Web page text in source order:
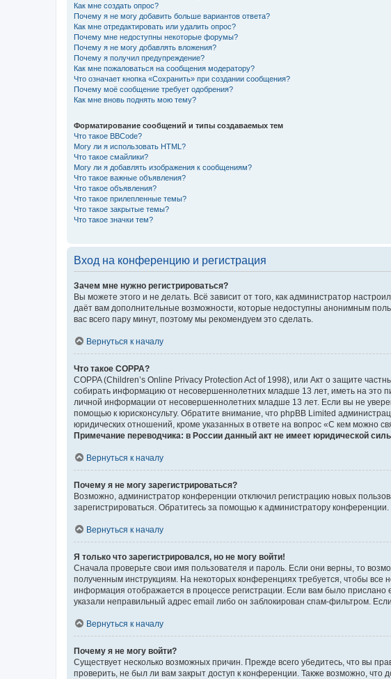
Как мне создать опрос?
Почему я не могу добавить больше вариантов ответа?
Как мне отредактировать или удалить опрос?
Почему мне недоступны некоторые форумы?
Почему я не могу добавлять вложения?
Почему я получил предупреждение?
Как мне пожаловаться на сообщения модератору?
Что означает кнопка «Сохранить» при создании сообщения?
Почему моё сообщение требует одобрения?
Как мне вновь поднять мою тему?
Форматирование сообщений и типы создаваемых тем
Что такое BBCode?
Могу ли я использовать HTML?
Что такое смайлики?
Могу ли я добавлять изображения к сообщениям?
Что такое важные объявления?
Что такое объявления?
Что такое прилепленные темы?
Что такое закрытые темы?
Что такое значки тем?
Вход на конференцию и регистрация
Зачем мне нужно регистрироваться?
Вы можете этого и не делать. Всё зависит от того, как администратор
даёт вам дополнительные возможности, которые недоступны анонимным
вас всего пару минут, поэтому мы рекомендуем это сделать.
Вернуться к началу
Что такое COPPA?
COPPA (Children’s Online Privacy Protection Act of 1998), или Акт о защите
собирать информацию от несовершеннолетних младше 13 лет, иметь на это
личной информации от несовершеннолетних младше 13 лет. Если вы не
помощью к юрисконсульту. Обратите внимание, что phpBB Limited
юридических отношений, кроме указанных в ответе на вопрос «С кем можно
Примечание переводчика: в России данный акт не имеет юридической
Вернуться к началу
Почему я не могу зарегистрироваться?
Возможно, администратор конференции отключил регистрацию новых
зарегистрироваться. Обратитесь за помощью к администратору конференции.
Вернуться к началу
Я только что зарегистрировался, но не могу войти!
Сначала проверьте свои имя пользователя и пароль. Если они верны, то
полученным инструкциям. На некоторых конференциях требуется, чтобы
информация отображается в процессе регистрации. Если вам было
указали неправильный адрес email либо он заблокирован спам-фильтром.
Вернуться к началу
Почему я не могу войти?
Существует несколько возможных причин. Прежде всего убедитесь, что вы
проверить, не был ли вам закрыт доступ к конференции. Также возможно,